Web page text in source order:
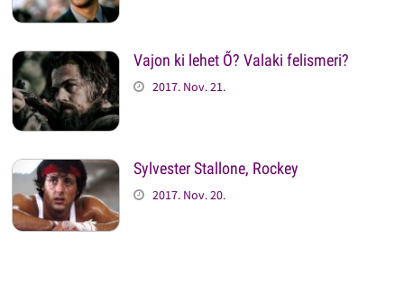
Vajon ki lehet Ő? Valaki felismeri?
2017. Nov. 21.
Sylvester Stallone, Rockey
2017. Nov. 20.